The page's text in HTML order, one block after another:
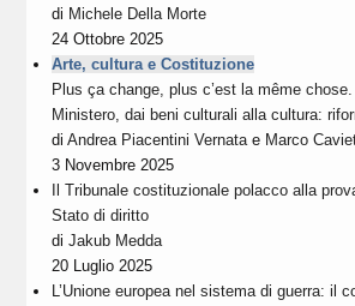
di Michele Della Morte
24 Ottobre 2025
Arte, cultura e Costituzione
Plus ça change, plus c’est la même
Ministero, dai beni culturali alla cultura:
diAndrea Piacentini Vernatae Marco
3 Novembre 2025
Il Tribunale costituzionale polacco alla
Stato di diritto
diJakub Medda
20 Luglio 2025
L’Unione europea nel sistema di guerra: il